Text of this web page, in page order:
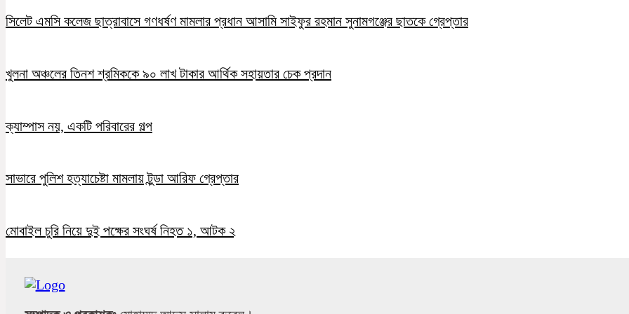
সিলেট এমসি কলেজ ছাত্রাবাসে গণধর্ষণ মামলার প্রধান আসামি সাইফুর রহমান সুনামগঞ্জের ছাতকে গ্রেপ্তার
খুলনা অঞ্চলের তিনশ শ্রমিককে ৯০ লাখ টাকার আর্থিক সহায়তার চেক প্রদান
ক্যাম্পাস নয়, একটি পরিবারের গল্প
সাভারে পুলিশ হত্যাচেষ্টা মামলায় টুন্ডা আরিফ গ্রেপ্তার
মোবাইল চুরি নিয়ে দুই পক্ষের সংঘর্ষ নিহত ১, আটক ২